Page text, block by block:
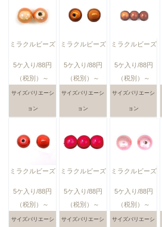
ミラクルビーズ
5ケ入り/88円
（税別）～
サイズバリエーシ
ョン
ミラクルビーズ
5ケ入り/88円
（税別）～
サイズバリエーシ
ョン
ミラクルビーズ
5ケ入り/88円
（税別）～
サイズバリエーシ
ョン
ミラクルビーズ
5ケ入り/88円
（税別）～
サイズバリエーシ
ミラクルビーズ
5ケ入り/88円
（税別）～
サイズバリエーシ
ミラクルビーズ
5ケ入り/88円
（税別）～
サイズバリエーシ